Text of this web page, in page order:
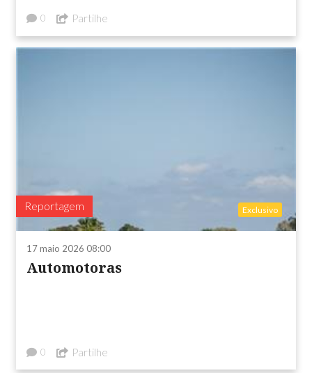
0 Partilhe
Reportagem Exclusivo
17 maio 2026 08:00
Automotoras
0 Partilhe